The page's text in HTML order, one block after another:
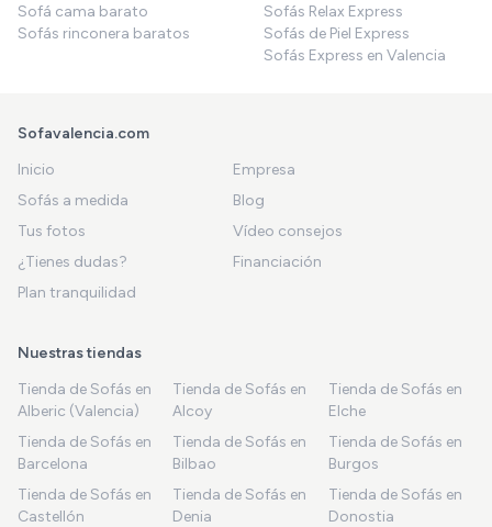
Sofá cama barato
Sofás rinconera baratos
Sofás Relax Express
Sofás de Piel Express
Sofás Express en Valencia
Sofavalencia.com
Inicio
Empresa
Sofás a medida
Blog
Tus fotos
Vídeo consejos
¿Tienes dudas?
Financiación
Plan tranquilidad
Nuestras tiendas
Tienda de Sofás en
Alberic (Valencia)
Tienda de Sofás en
Alcoy
Tienda de Sofás en
Elche
Tienda de Sofás en
Barcelona
Tienda de Sofás en
Bilbao
Tienda de Sofás en
Burgos
Tienda de Sofás en
Castellón
Tienda de Sofás en
Denia
Tienda de Sofás en
Donostia